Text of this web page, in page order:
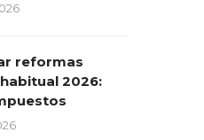
reformas
2026: